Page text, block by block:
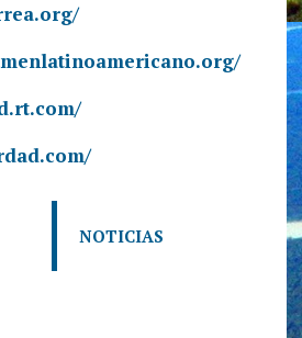
NOTICIAS